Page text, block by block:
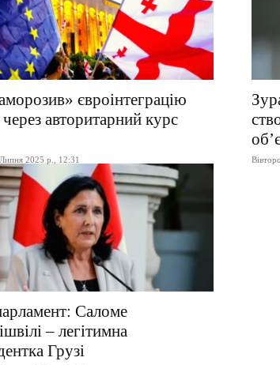
євроінтеграцію
через авторитарний курс
2025 р., 12:31
Саломе
– легітимна
Грузі